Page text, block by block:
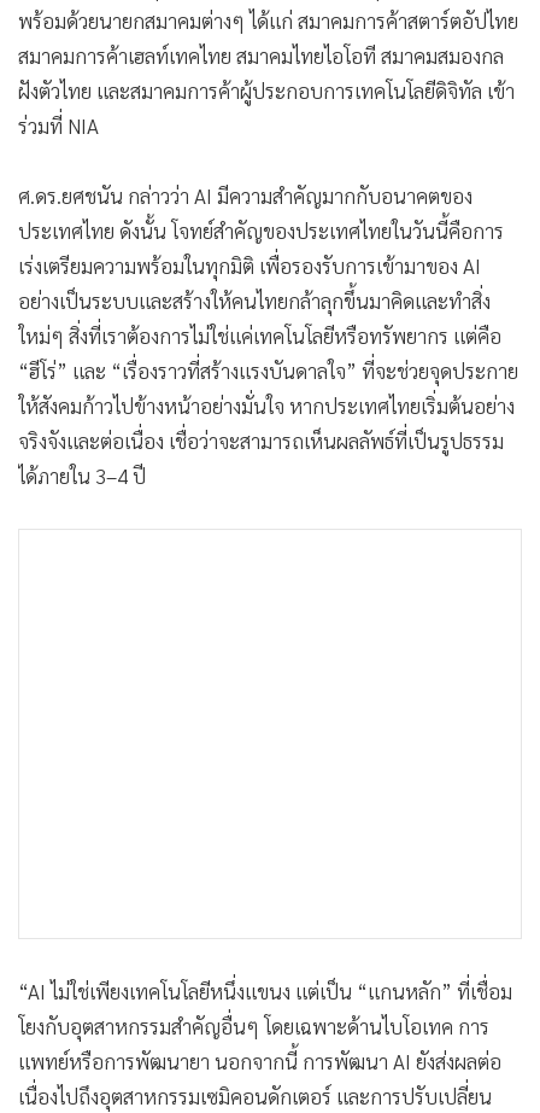
พร้อมด้วยนายกสมาคมต่างๆ ได้แก่ สมาคมการค้าสตาร์ตอัปไทย
สมาคมการค้าเฮลท์เทคไทย สมาคมไทยไอโอที สมาคมสมองกล
ฝังตัวไทย และสมาคมการค้าผู้ประกอบการเทคโนโลยีดิจิทัล เข้า
ร่วมที่ NIA
ศ.ดร.ยศชนัน กล่าวว่า AI มีความสำคัญมากกับอนาคตของ
ประเทศไทย ดังนั้น โจทย์สำคัญของประเทศไทยในวันนี้คือการ
เร่งเตรียมความพร้อมในทุกมิติ เพื่อรองรับการเข้ามาของ AI
อย่างเป็นระบบและสร้างให้คนไทยกล้าลุกขึ้นมาคิดและทำสิ่ง
ใหม่ๆ สิ่งที่เราต้องการไม่ใช่แค่เทคโนโลยีหรือทรัพยากร แต่คือ
“ฮีโร่” และ “เรื่องราวที่สร้างแรงบันดาลใจ” ที่จะช่วยจุดประกาย
ให้สังคมก้าวไปข้างหน้าอย่างมั่นใจ หากประเทศไทยเริ่มต้นอย่าง
จริงจังและต่อเนื่อง เชื่อว่าจะสามารถเห็นผลลัพธ์ที่เป็นรูปธรรม
ได้ภายใน 3–4 ปี
“AI ไม่ใช่เพียงเทคโนโลยีหนึ่งแขนง แต่เป็น “แกนหลัก” ที่เชื่อม
โยงกับอุตสาหกรรมสำคัญอื่นๆ โดยเฉพาะด้านไบโอเทค การ
แพทย์หรือการพัฒนายา นอกจากนี้ การพัฒนา AI ยังส่งผลต่อ
เนื่องไปถึงอุตสาหกรรมเซมิคอนดักเตอร์ และการปรับเปลี่ยน